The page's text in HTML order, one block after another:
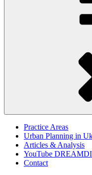
Practice Areas
Urban Planning in
Articles & Analysis
YouTube
Contact